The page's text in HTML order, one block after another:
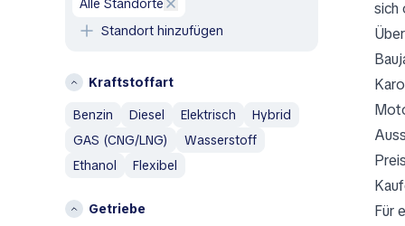
Abarth
Alfa Romeo
AMC
Aston Martin
Austin
Avatr
L
Niederlande
alle Standorte
Standort hinzufügen
Kraftstoffart
Benzin
Diesel Elektrisch
Hybrid
GAS (CNG/LNG)
Wasserstoff
Ethanol
Flexibel
Getriebe
sich
Für